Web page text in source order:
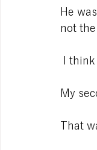
He
not the
I
My
That